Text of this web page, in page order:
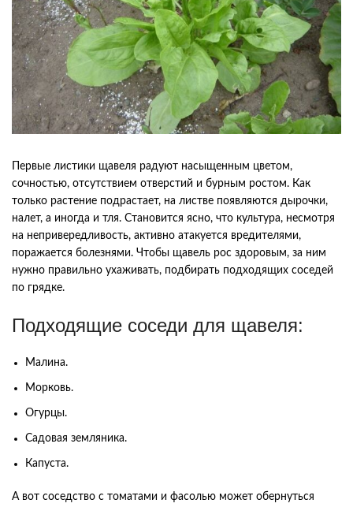
Первые листики щавеля радуют насыщенным цветом,
сочностью, отсутствием отверстий и бурным ростом. Как
только растение подрастает, на листве появляются дырочки,
налет, а иногда и тля. Становится ясно, что культура, несмотря
на непривередливость, активно атакуется вредителями,
поражается болезнями. Чтобы щавель рос здоровым, за ним
нужно правильно ухаживать, подбирать подходящих соседей
по грядке.
Подходящие соседи для щавеля:
Малина.
Морковь.
Огурцы.
Садовая земляника.
Капуста.
А вот соседство с томатами и фасолью может обернуться